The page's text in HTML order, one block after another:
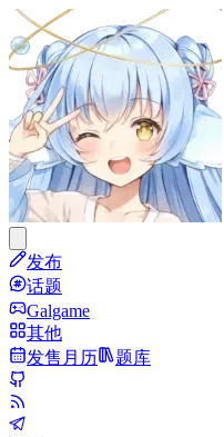
发布
话题
Galgame
其他
发售月历
题库